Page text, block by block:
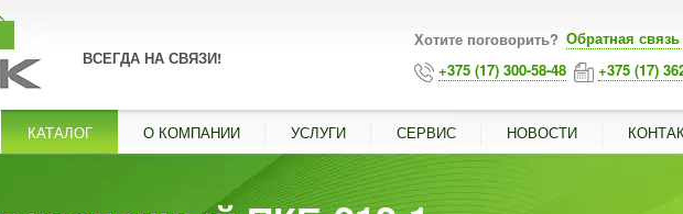
ВСЕГДА НА СВЯЗИ!
Хотите поговорить? Обратная связь
+375 (17) 300-58-48
+375 (17)
КАТАЛОГ О КОМПАНИИ УСЛУГИ СЕРВИС НОВОСТИ